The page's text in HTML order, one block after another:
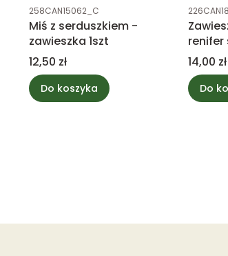
Kod produktu
258CAN15062_C
Miś z serduszkiem -
zawieszka 1szt
Cena
12,50 zł
Do koszyka
Kod
renifer
Cena
14,00 zł
Do